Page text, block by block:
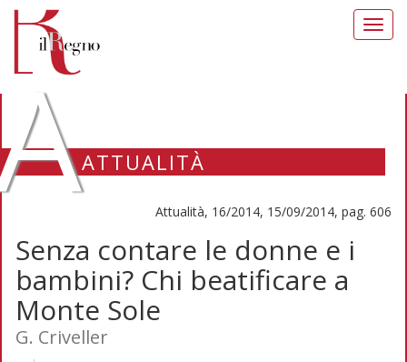
ATTUALITÀ
Attualità, 16/2014, 15/09/2014, pag. 606
Senza contare le donne e i
bambini? Chi beatificare a
Monte Sole
G. Criveller